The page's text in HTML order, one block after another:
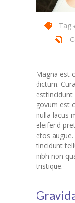
Tag
Magna est
dictum.
esttincidunt
govum est
nulla lacus
eleifend
etos
tincidunt
nibh non
tristique.